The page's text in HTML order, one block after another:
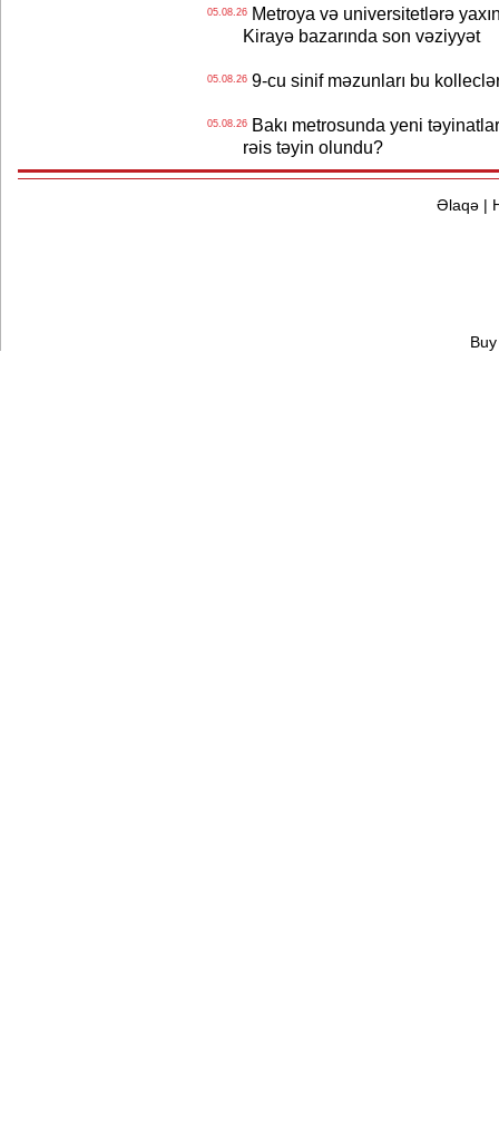
05.08.26Metroya və universitetlərə
Kirayə bazarında son vəziyyət
05.08.269-cu sinif məzunları bu
05.08.26Bakı metrosunda yeni
rəis təyin olundu?
Əlaqə|